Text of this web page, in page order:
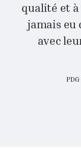
qualité et
jamais eu
avec